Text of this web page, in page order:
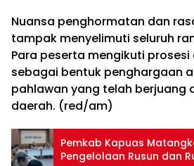
Nuansa penghormatan dan
tampak menyelimuti seluruh
Para peserta mengikuti
sebagai bentuk penghargaan
pahlawan yang telah berjuang
daerah. (red/am)
Pemkab Kapuas
Pengelolaan Rusun dan